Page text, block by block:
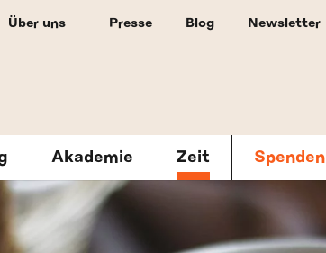
Über uns Presse Blog Newsletter
Akademie Zeit Spenden